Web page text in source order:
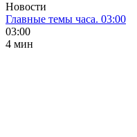
Новости
Главные темы часа. 03:00
03:00
4 мин